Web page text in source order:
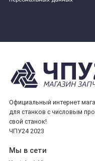
Официальный интернет
для станков с числовым
свой станок!
ЧПУ24 2023
Мы в сети